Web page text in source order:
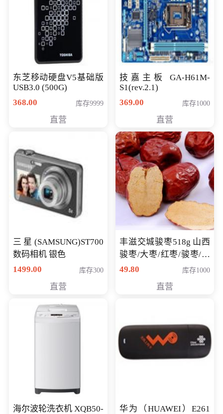
东芝移动硬盘V5基础版
USB3.0 (500G)
368.00
库存9999
直营
技嘉主板 GA-H61M-
S1(rev.2.1)
369.00
库存1000
直营
三星(SAMSUNG)ST700
数码相机 银色
1499.00
库存300
直营
丰滋交城骏枣518g 山西
骏枣/大枣/红枣/骏枣/热
销千件/
49.80 库存1000
直营
海尔波轮洗衣机 XQB50-
华为（HUAWEI）E261